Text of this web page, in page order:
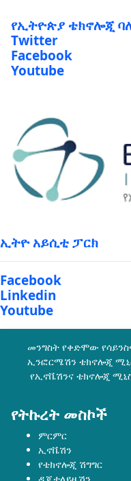
Twitter
Facebook
Youtube
Facebook
Linkedin
Youtube
መንግስት የቀድሞው
ኢንፎርሜሽን ቴክኖሎጂ
የኢኖቬሽንና ቴክኖሎጂ
ምርምር
ኢኖቬሽን
የቴክኖሎጂ ሽግግር
ዲጂታላይዜሽን